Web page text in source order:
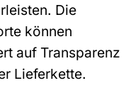
Die
können
auf Transparenz
Lieferkette.